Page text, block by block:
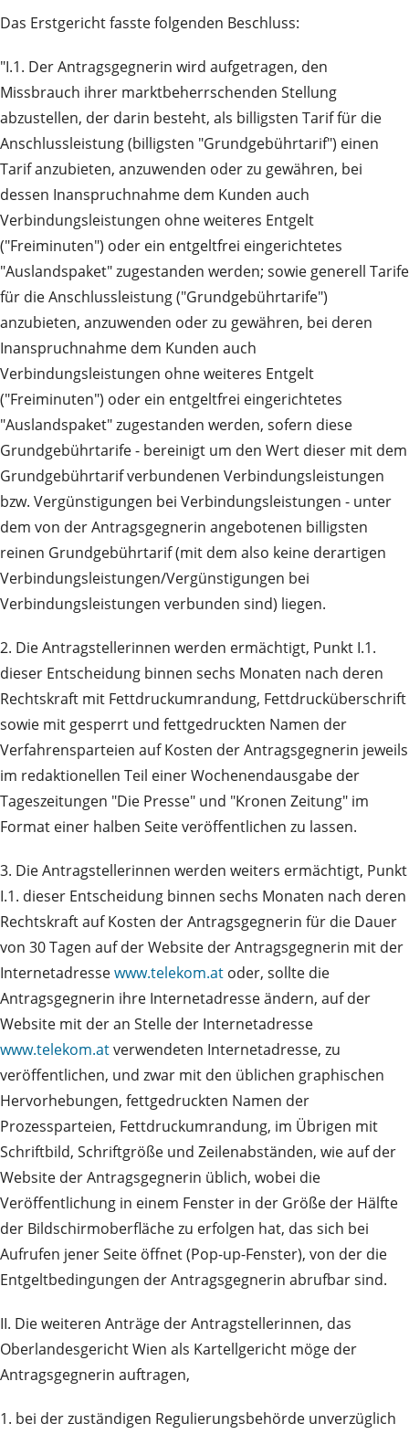
Das Erstgericht fasste folgenden Beschluss:
"I.1. Der Antragsgegnerin wird aufgetragen, den
Missbrauch ihrer marktbeherrschenden Stellung
abzustellen, der darin besteht, als billigsten Tarif für die
Anschlussleistung (billigsten "Grundgebührtarif") einen
Tarif anzubieten, anzuwenden oder zu gewähren, bei
dessen Inanspruchnahme dem Kunden auch
Verbindungsleistungen ohne weiteres Entgelt
("Freiminuten") oder ein entgeltfrei eingerichtetes
"Auslandspaket" zugestanden werden; sowie generell Tarife
für die Anschlussleistung ("Grundgebührtarife")
anzubieten, anzuwenden oder zu gewähren, bei deren
Inanspruchnahme dem Kunden auch
Verbindungsleistungen ohne weiteres Entgelt
("Freiminuten") oder ein entgeltfrei eingerichtetes
"Auslandspaket" zugestanden werden, sofern diese
Grundgebührtarife - bereinigt um den Wert dieser mit dem
Grundgebührtarif verbundenen Verbindungsleistungen
bzw. Vergünstigungen bei Verbindungsleistungen - unter
dem von der Antragsgegnerin angebotenen billigsten
reinen Grundgebührtarif (mit dem also keine derartigen
Verbindungsleistungen/Vergünstigungen bei
Verbindungsleistungen verbunden sind) liegen.
2. Die Antragstellerinnen werden ermächtigt, Punkt I.1.
dieser Entscheidung binnen sechs Monaten nach deren
Rechtskraft mit Fettdruckumrandung, Fettdrucküberschrift
sowie mit gesperrt und fettgedruckten Namen der
Verfahrensparteien auf Kosten der Antragsgegnerin jeweils
im redaktionellen Teil einer Wochenendausgabe der
Tageszeitungen "Die Presse" und "Kronen Zeitung" im
Format einer halben Seite veröffentlichen zu lassen.
3. Die Antragstellerinnen werden weiters ermächtigt, Punkt
I.1. dieser Entscheidung binnen sechs Monaten nach deren
Rechtskraft auf Kosten der Antragsgegnerin für die Dauer
von 30 Tagen auf der Website der Antragsgegnerin mit der
Internetadressewww.telekom.at oder, sollte die
Antragsgegnerin ihre Internetadresse ändern, auf der
Website mit der an Stelle der Internetadresse
www.telekom.atverwendeten Internetadresse, zu
veröffentlichen, und zwar mit den üblichen graphischen
Hervorhebungen, fettgedruckten Namen der
Prozessparteien, Fettdruckumrandung, im Übrigen mit
Schriftbild, Schriftgröße und Zeilenabständen, wie auf der
Website der Antragsgegnerin üblich, wobei die
Veröffentlichung in einem Fenster in der Größe der Hälfte
der Bildschirmoberfläche zu erfolgen hat, das sich bei
Aufrufen jener Seite öffnet (Pop-up-Fenster), von der die
Entgeltbedingungen der Antragsgegnerin abrufbar sind.
II. Die weiteren Anträge der Antragstellerinnen, das
Oberlandesgericht Wien als Kartellgericht möge der
Antragsgegnerin auftragen,
1. bei der zuständigen Regulierungsbehörde unverzüglich